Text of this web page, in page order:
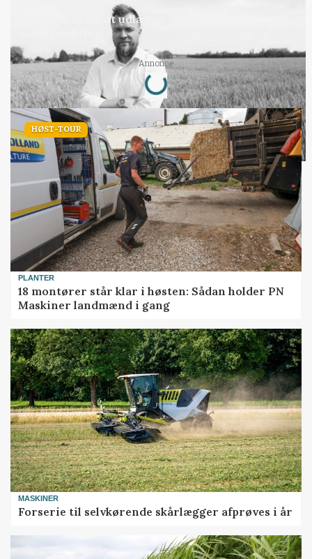
Det er en uskik at udlægge et røgslør om
Annonce
Loading...
HØST-TOUR
PLANTER
18 montører står klar i høsten: Sådan holder PN
Maskiner landmænd i gang
MASKINER
Forserie til selvkørende skårlægger afprøves i år